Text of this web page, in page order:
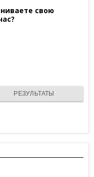
свою
РЕЗУЛЬТАТЫ